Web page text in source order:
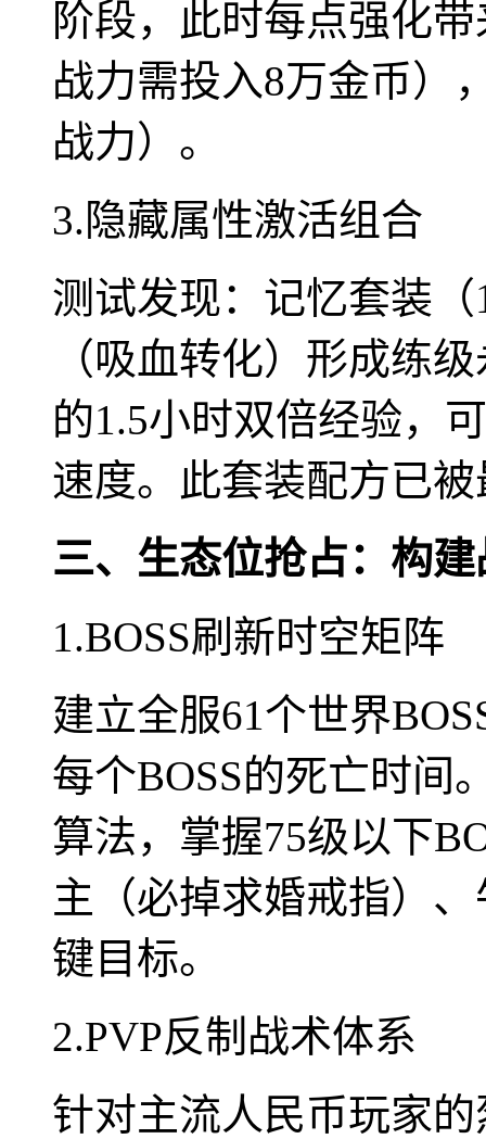
阶段，此时每点强化
战力需投入8万金币）
战力）。
3.隐藏属性激活组合
测试发现：记忆套装
（吸血转化）形成练
的1.5小时双倍经验，
速度。此套装配方已
三、生态位抢占：构
1.BOSS刷新时空矩阵
建立全服61个世界
每个BOSS的死亡时间
算法，掌握75级以下
主（必掉求婚戒指）
键目标。
2.PVP反制战术体系
针对主流人民币玩家